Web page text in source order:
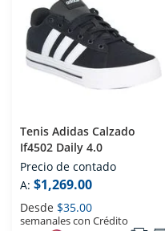
Tenis Adidas Calzado
If4502 Daily 4.0
Precio de contado
A: $1,269.00
Desde $35.00
semanales con Crédito